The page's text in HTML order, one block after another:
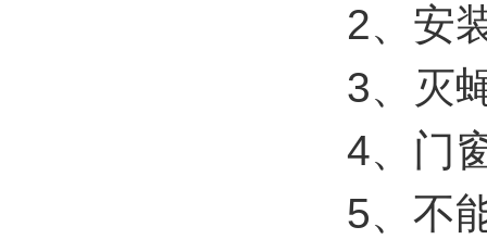
2、安
3、灭
4、门
5、不